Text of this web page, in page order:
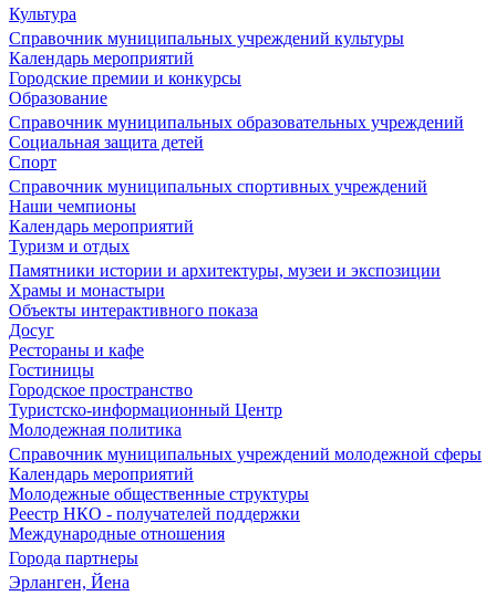
Культура
Справочник муниципальных учреждений культуры
Календарь мероприятий
Городские премии и конкурсы
Образование
Справочник муниципальных образовательных учреждений
Социальная защита детей
Спорт
Справочник муниципальных спортивных учреждений
Наши чемпионы
Календарь мероприятий
Туризм и отдых
Памятники истории и архитектуры, музеи и экспозиции
Храмы и монастыри
Объекты интерактивного показа
Досуг
Рестораны и кафе
Гостиницы
Городское пространство
Туристско-информационный Центр
Молодежная политика
Справочник муниципальных учреждений молодежной сферы
Календарь мероприятий
Молодежные общественные структуры
Реестр НКО - получателей поддержки
Международные отношения
Города партнеры
Эрланген, Йена